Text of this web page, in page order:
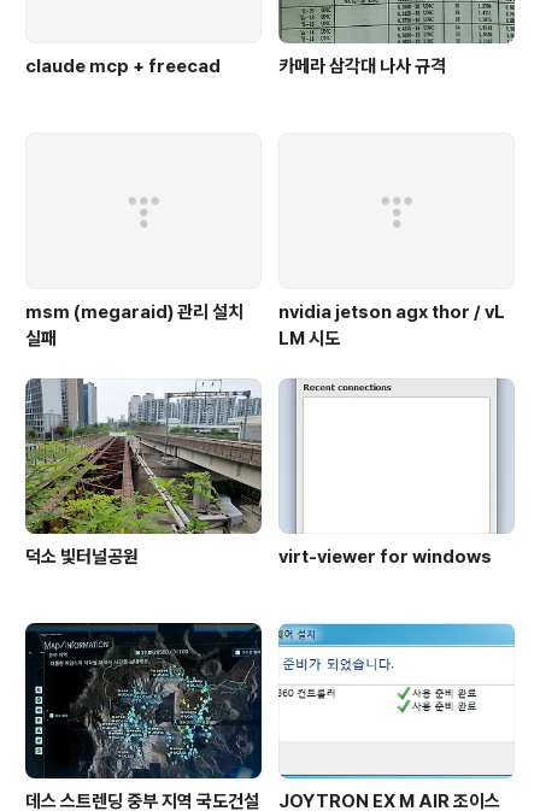
claude mcp + freecad 카메라 삼각대 나사 규격
msm (megaraid) 관리 설치
실패
nvidia jetson agx thor / vL
LM 시도
덕소 빛터널공원 virt-viewer for windows
데스 스트렌딩 중부 지역 국도건설 JOYTRON EX M AIR 조이스